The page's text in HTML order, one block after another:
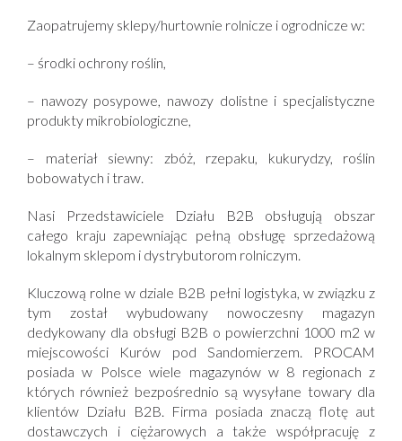
Zaopatrujemy sklepy/hurtownie rolnicze i ogrodnicze w:
– środki ochrony roślin,
– nawozy posypowe, nawozy dolistne i specjalistyczne
produkty mikrobiologiczne,
– materiał siewny: zbóż, rzepaku, kukurydzy, roślin
bobowatych i traw.
Nasi Przedstawiciele Działu B2B obsługują obszar
całego kraju zapewniając pełną obsługę sprzedażową
lokalnym sklepom i dystrybutorom rolniczym.
Kluczową rolne w dziale B2B pełni logistyka, w związku z
tym został wybudowany nowoczesny magazyn
dedykowany dla obsługi B2B o powierzchni 1000 m2 w
miejscowości Kurów pod Sandomierzem. PROCAM
posiada w Polsce wiele magazynów w 8 regionach z
których również bezpośrednio są wysyłane towary dla
klientów Działu B2B. Firma posiada znaczą flotę aut
dostawczych i ciężarowych a także współpracuję z